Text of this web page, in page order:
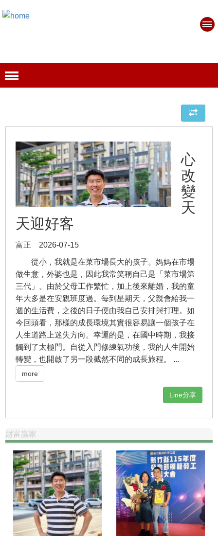
心
改
變
天
天迎好客
富正 2026-07-15
從小，我就是在菜市場長大的孩子。媽媽在市場
做生意，外婆也是，因此我常笑稱自己是「菜市場第
三代」。由於父母工作繁忙，加上後來離婚，我的童
年大多是在安親班度過。每到星期天，父親會給我一
週的生活費，之後的日子便由我自己安排與打理。如
今回頭看，那樣的成長環境其實很容易讓一個孩子在
人生道路上迷失方向。幸運的是，在國中時期，我接
觸到了太極門。自從入門修練氣功後，我的人生開始
轉變，也開啟了另一段截然不同的成長旅程。 ...
more
Line分享
財富贏家